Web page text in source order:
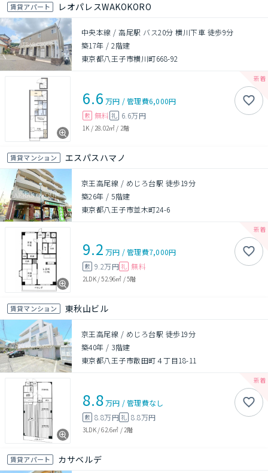
賃貸アパート レオパレスWAKOKORO
中央本線 / 高尾駅 バス20分 横川下車 徒歩9分
築17年 /2階建
東京都八王子市横川町668-92
6.6 万円 /管理費6,000円
敷 無料 礼 6.6万円
1K / 28.02㎡ / 2階
賃貸マンション エスパスハマノ
京王高尾線 / めじろ台駅 徒歩19分
築26年 /5階建
東京都八王子市並木町24-6
9.2 万円 /管理費7,000円
敷 9.2万円 礼 無料
2LDK/52.96㎡ /5階
賃貸マンション 東秋山ビル
京王高尾線 / めじろ台駅 徒歩19分
築40年 / 3階建
東京都八王子市散田町４丁目18-11
8.8万円 /管理費なし
敷 8.8万円礼 8.8万円
3LDK/62.6㎡ / 2階
賃貸アパート カサベルデ